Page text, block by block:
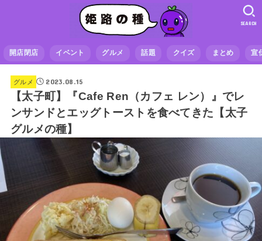
開店閉店 イベント グルメ 話題 クイズ まとめ 宣
SEARCH
グルメ 2023.08.15
【太子町】『Cafe Ren（カフェ レン）』でレ
ンサンドとエッグトーストを食べてきた【太子
グルメの種】